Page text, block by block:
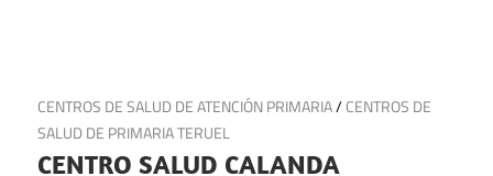
18 de julio de 2025
CENTROS DE SALUD DE ATENCIÓN PRIMARIA/CENTROS DE
SALUD DE PRIMARIA TERUEL
CENTRO SALUD CALANDA